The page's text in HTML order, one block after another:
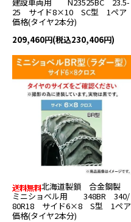
25 サイド8×10 SC型 1ペア
価格(タイヤ2本分)
209,460円(税込230,406円)
北海道製鎖 合金鋼製
ミニショベル用 348BR 340/
80R18 サイド6×8 S型 1ペア
価格(タイヤ2本分)